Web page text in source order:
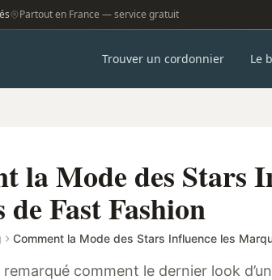
Partout en France — service gratuit
Trouver un cordonnier Le
la Mode des Stars
Fast Fashion
comment le dernier look